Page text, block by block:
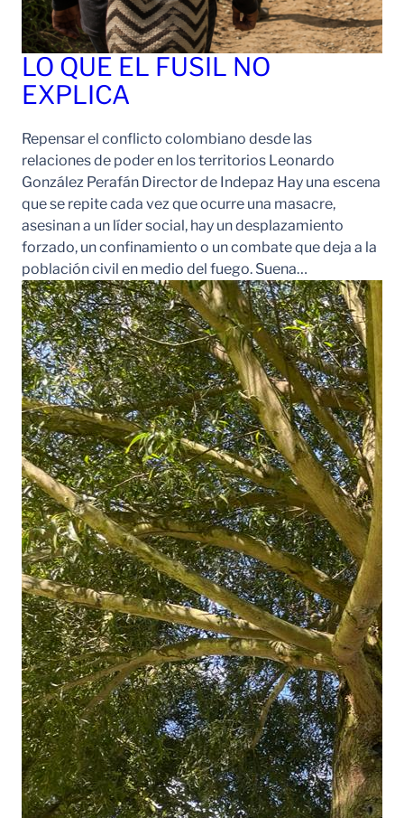
LO QUE EL FUSIL NO
EXPLICA
Repensar el conflicto colombiano desde las
relaciones de poder en los territorios Leonardo
González Perafán Director de Indepaz Hay una escena
que se repite cada vez que ocurre una masacre,
asesinan a un líder social, hay un desplazamiento
forzado, un confinamiento o un combate que deja a la
población civil en medio del fuego. Suena…